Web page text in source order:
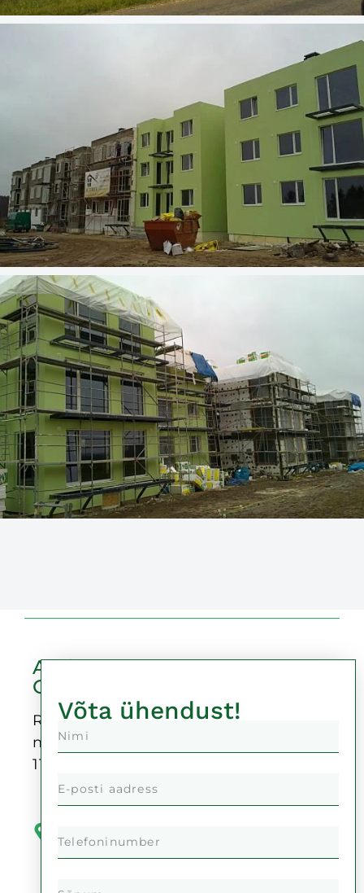
Auricu
OÜ
Reg-
nr:
11378999
Kaupmehe
50104
Tartu
Võta ühendust!